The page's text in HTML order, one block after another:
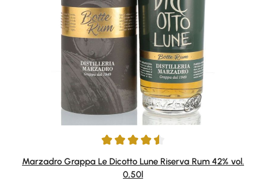
Durchschnittliche Bewertung von 4.5 von 5 Sternen
Marzadro Grappa Le Dicotto Lune Riserva Rum 42% vol.
0,50l